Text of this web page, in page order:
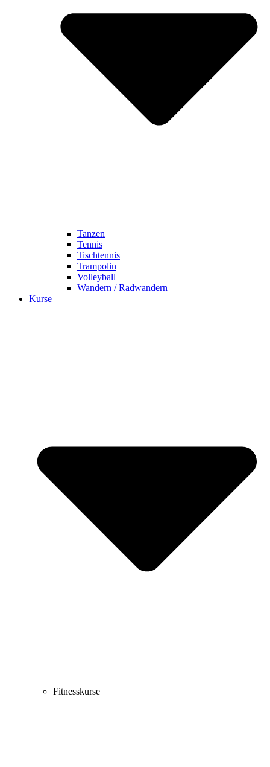
Tanzen
Tennis
Tischtennis
Trampolin
Volleyball
Wandern / Radwandern
Kurse
Fitnesskurse